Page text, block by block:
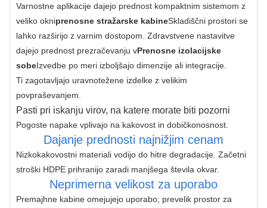
Varnostne aplikacije dajejo prednost kompaktnim sistemom z
veliko okniprenosne stražarske kabineSkladiščni prostori se
lahko razširijo z varnim dostopom. Zdravstvene nastavitve
dajejo prednost prezračevanju vPrenosne izolacijske
sobeIzvedbe po meri izboljšajo dimenzije ali integracije.
Ti zagotavljajo uravnotežene izdelke z velikim
povpraševanjem.
Pasti pri iskanju virov, na katere morate biti pozorni
Pogoste napake vplivajo na kakovost in dobičkonosnost.
Dajanje prednosti najnižjim cenam
Nizkokakovostni materiali vodijo do hitre degradacije. Začetni
stroški HDPE prihranijo zaradi manjšega števila okvar.
Neprimerna velikost za uporabo
Premajhne kabine omejujejo uporabo; prevelik prostor za